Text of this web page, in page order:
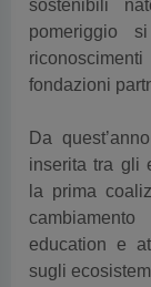
sostenibili
pomeriggio
fondazioni
Da
inserita tra gli
la prima
education e
sugli